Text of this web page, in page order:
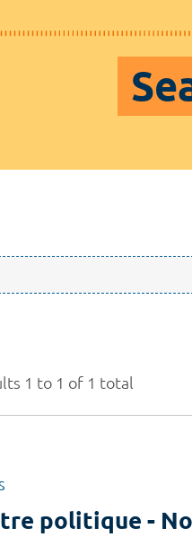
1 to 1 of 1 total
politique -